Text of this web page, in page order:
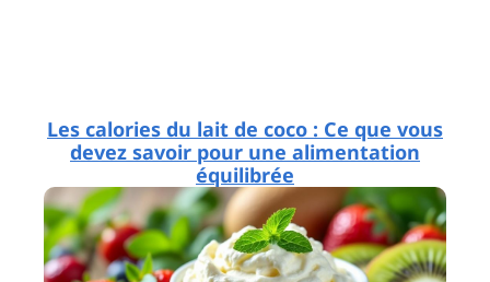
Les calories du lait de coco : Ce que vous
devez savoir pour une alimentation
équilibrée